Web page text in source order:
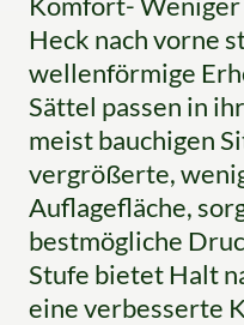
Heck nach vorne
wellenförmige
Sättel passen in
meist bauchigen
vergrößerte,
Auflagefläche,
bestmögliche
Stufe bietet Halt
eine verbesserte